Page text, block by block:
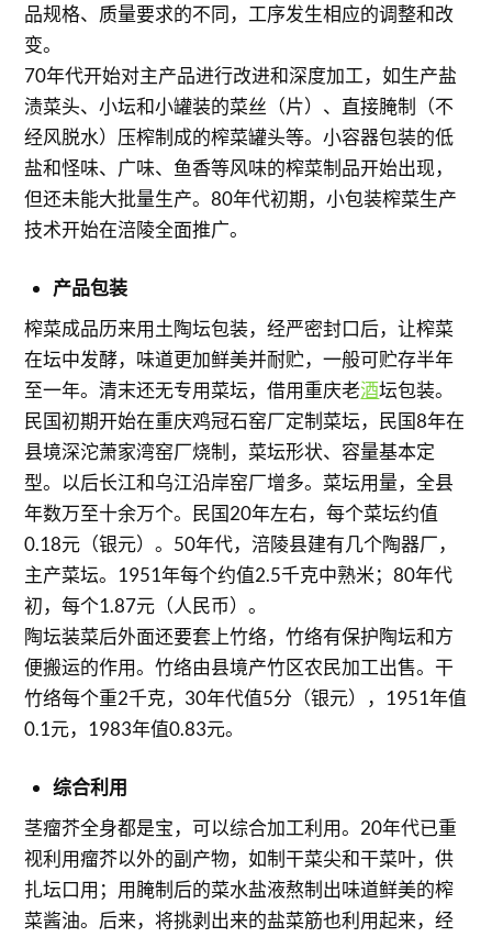
品规格、质量要求的不同，工序发生相应的调整和改
变。
70年代开始对主产品进行改进和深度加工，如生产盐
渍菜头、小坛和小罐装的菜丝（片）、直接腌制（不
经风脱水）压榨制成的榨菜罐头等。小容器包装的低
盐和怪味、广味、鱼香等风味的榨菜制品开始出现，
但还未能大批量生产。80年代初期，小包装榨菜生产
技术开始在涪陵全面推广。
产品包装
榨菜成品历来用土陶坛包装，经严密封口后，让榨菜
在坛中发酵，味道更加鲜美并耐贮，一般可贮存半年
至一年。清末还无专用菜坛，借用重庆老酒坛包装。
民国初期开始在重庆鸡冠石窑厂定制菜坛，民国8年在
县境深沱萧家湾窑厂烧制，菜坛形状、容量基本定
型。以后长江和乌江沿岸窑厂增多。菜坛用量，全县
年数万至十余万个。民国20年左右，每个菜坛约值
0.18元（银元）。50年代，涪陵县建有几个陶器厂，
主产菜坛。1951年每个约值2.5千克中熟米；80年代
初，每个1.87元（人民币）。
陶坛装菜后外面还要套上竹络，竹络有保护陶坛和方
便搬运的作用。竹络由县境产竹区农民加工出售。干
竹络每个重2千克，30年代值5分（银元），1951年值
0.1元，1983年值0.83元。
综合利用
茎瘤芥全身都是宝，可以综合加工利用。20年代已重
视利用瘤芥以外的副产物，如制干菜尖和干菜叶，供
扎坛口用；用腌制后的菜水盐液熬制出味道鲜美的榨
菜酱油。后来，将挑剥出来的盐菜筋也利用起来，经